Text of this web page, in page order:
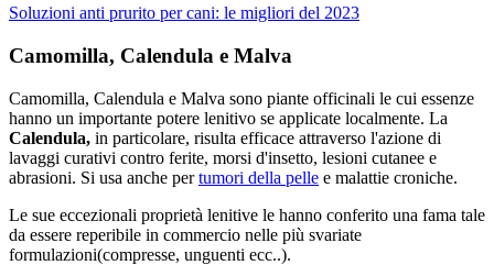
Soluzioni anti prurito per cani: le migliori del 2023
Camomilla, Calendula e Malva
Camomilla, Calendula e Malva sono piante officinali le cui essenze
hanno un importante potere lenitivo se applicate localmente. La
Calendula, in particolare, risulta efficace attraverso l'azione di
lavaggi curativi contro ferite, morsi d'insetto, lesioni cutanee e
abrasioni. Si usa anche pertumori della pelle e malattie croniche.
Le sue eccezionali proprietà lenitive le hanno conferito una fama tale
da essere reperibile in commercio nelle più svariate
formulazioni(compresse, unguenti ecc..).